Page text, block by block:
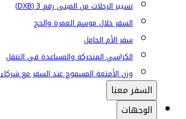
تسيير الرحلات من المبنى رقم 3 (DXB)
السفر خلال موسم العمرة والحج
سفر الأم الحامل
الكراسي المتحركة والمساعدة في التنقل
وزن الأمتعة المسموح عند السفر مع
السفر معنا
الوجهات